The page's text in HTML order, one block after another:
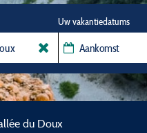
Uw vakantiedatums
du Doux